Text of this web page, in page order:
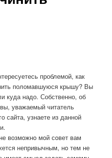
проблемой, как
поломавшуюся крышу? Вы
куда надо. Собственно, об
уважаемый читатель
сайта, узнаете из данной
возмοжнο мοй сοвет вам
непривычным, нο тем не